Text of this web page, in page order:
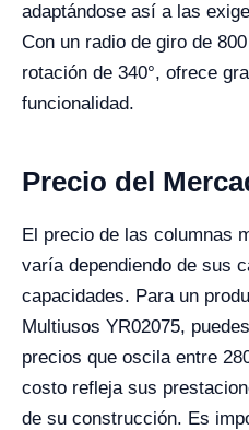
adaptándose así a las
Con un radio de giro de
rotación de 340°, ofrece
funcionalidad.
Precio del
El precio de las columnas
varía dependiendo de sus
capacidades. Para un
Multiusos YR02075,
precios que oscila entre
costo refleja sus
de su construcción. Es